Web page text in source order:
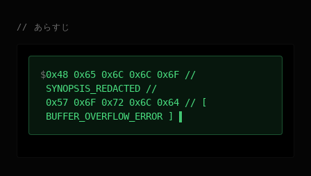
// あらすじ
$0x48 0x65 0x6C 0x6C 0x6F //
SYNOPSIS_REDACTED //
0x57 0x6F 0x72 0x6C 0x64 // [
BUFFER_OVERFLOW_ERROR ]